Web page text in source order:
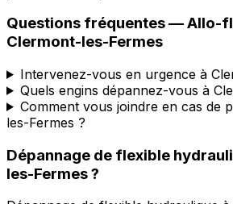
Questions fréquentes —Allo-
Clermont-les-Fermes
Intervenez-vous en urgence à
Quels engins dépannez-vous à
Comment vous joindre en cas de
les-Fermes ?
Dépannage de flexible
les-Fermes?